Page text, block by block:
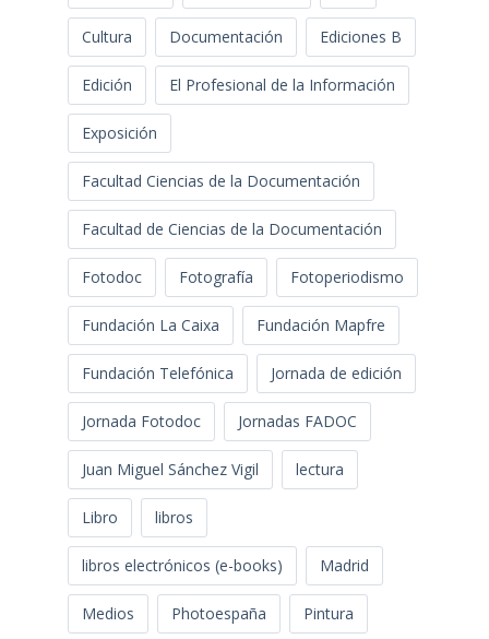
Cultura Documentación Ediciones B
Edición El Profesional de la Información
Exposición
Facultad Ciencias de la Documentación
Facultad de Ciencias de la Documentación
Fotodoc Fotografía Fotoperiodismo
Fundación La Caixa Fundación Mapfre
Fundación Telefónica Jornada de edición
Jornada Fotodoc Jornadas FADOC
Juan Miguel Sánchez Vigil lectura
Libro libros
libros electrónicos (e-books) Madrid
Medios Photoespaña Pintura